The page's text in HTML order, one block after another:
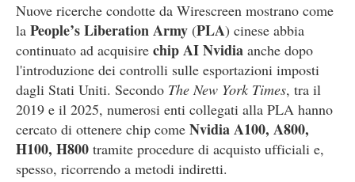
Nuove ricerche condotte da Wirescreen mostrano come
la People’s Liberation Army (PLA) cinese abbia
continuato ad acquisire chip AI Nvidia anche dopo
l'introduzione dei controlli sulle esportazioni imposti
dagli Stati Uniti. Secondo The New York Times, tra il
2019 e il 2025, numerosi enti collegati alla PLA hanno
cercato di ottenere chip come Nvidia A100, A800,
H100, H800 tramite procedure di acquisto ufficiali e,
spesso, ricorrendo a metodi indiretti.